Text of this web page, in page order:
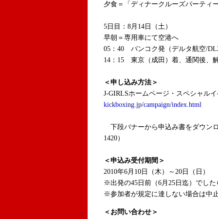
夕食＝「ディナークルーズパーティ
5日目：8月14日（土）
早朝＝専用車にて空港へ
05：40 バンコク発（デルタ航空/
14：15 東京（成田）着、通関
＜申し込み方法＞
J-GIRLSホームページ・スペシャル
kickboxing.jp/campaign/index.html
下段バナーから申込み書をダウン
1420）
＜申込み受付期間＞
2010年6月10日（木）～20日（日）
※出発の45日前（6月25日迄）でし
※参加者が規定に達しない場合は中
＜お問い合わせ＞